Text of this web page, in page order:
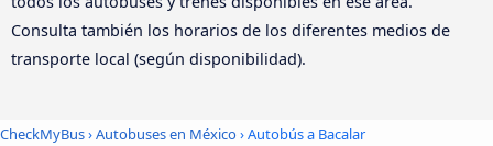
Consulta también los horarios de los diferentes medios de
transporte local (según disponibilidad).
CheckMyBus›Autobuses en México› Autobús a Bacalar